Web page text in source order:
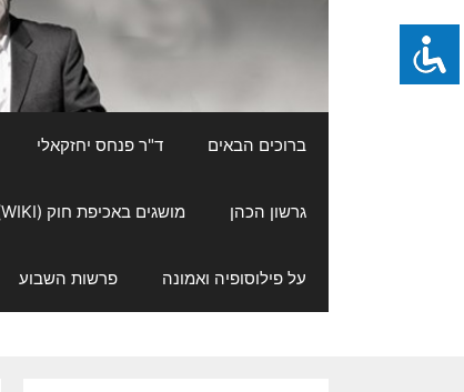
ברוכים הבאים ד"ר פנחס יחזקאלי
גרשון הכהן מושגים באכיפת חוק (WIKI)
על פילוסופיה ואמונה פרשות השבוע